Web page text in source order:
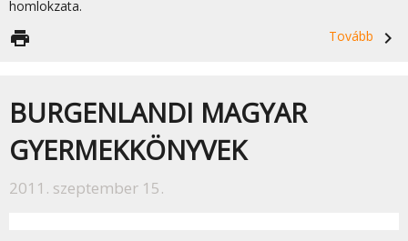
homlokzata.
Tovább
navigate_next
print
BURGENLANDI MAGYAR
GYERMEKKÖNYVEK
2011. szeptember 15.